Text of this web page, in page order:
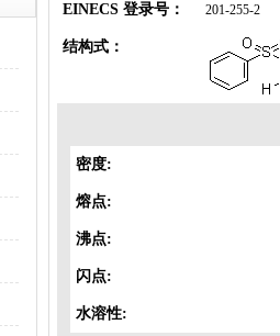
EINECS 登录号： 201-255-2
结构式：
密度:
熔点:
沸点:
闪点:
水溶性: